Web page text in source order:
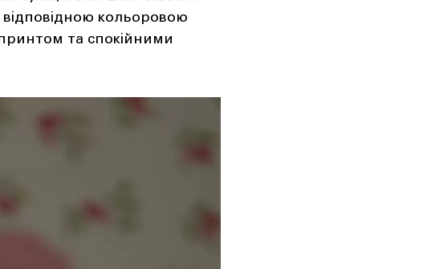
відповідною кольоровою
принтом та спокійними